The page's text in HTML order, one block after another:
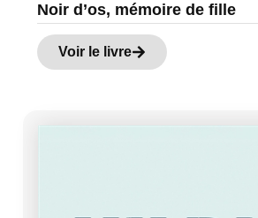
Noir d’os, mémoire de fille
Voir le livre